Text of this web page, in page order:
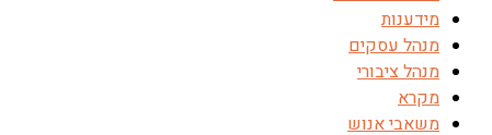
מידענות
מנהל עסקים
מנהל ציבורי
מקרא
משאבי אנוש